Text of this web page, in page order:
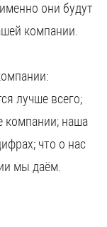
они будут
компании.
лучше всего;
компании; наша
что о нас
мы даём.